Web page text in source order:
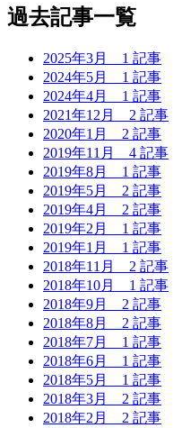
過去記事一覧
2025年3月 1 記事
2024年5月 1 記事
2024年4月 1 記事
2021年12月 2 記事
2020年1月 2 記事
2019年11月 4 記事
2019年8月 1 記事
2019年5月 2 記事
2019年4月 2 記事
2019年2月 1 記事
2019年1月 1 記事
2018年11月 2 記事
2018年10月 1 記事
2018年9月 2 記事
2018年8月 2 記事
2018年7月 1 記事
2018年6月 1 記事
2018年5月 1 記事
2018年3月 2 記事
2018年2月 2 記事